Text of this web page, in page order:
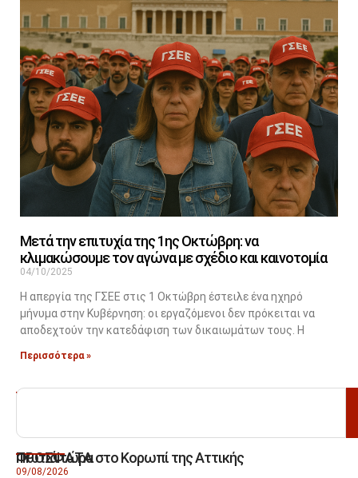
Μετά την επιτυχία της 1ης Οκτώβρη: να
κλιμακώσουμε τον αγώνα με σχέδιο και καινοτομία
04/10/2025
Η απεργία της ΓΣΕΕ στις 1 Οκτώβρη έστειλε ένα ηχηρό
μήνυμα στην Κυβέρνηση: οι εργαζόμενοι δεν πρόκειται να
αποδεχτούν την κατεδάφιση των δικαιωμάτων τους. Η
Περισσότερα »
ΑΝΑΖΗΤΗΣΗ
ΠΡΟΣΦΑΤΑ
Φωτιά τώρα στο Κορωπί της Αττικής
09/08/2026